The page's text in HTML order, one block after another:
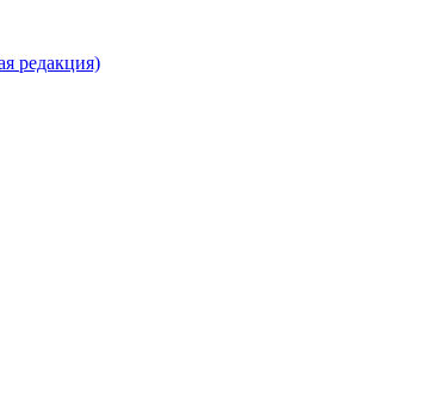
редакция)